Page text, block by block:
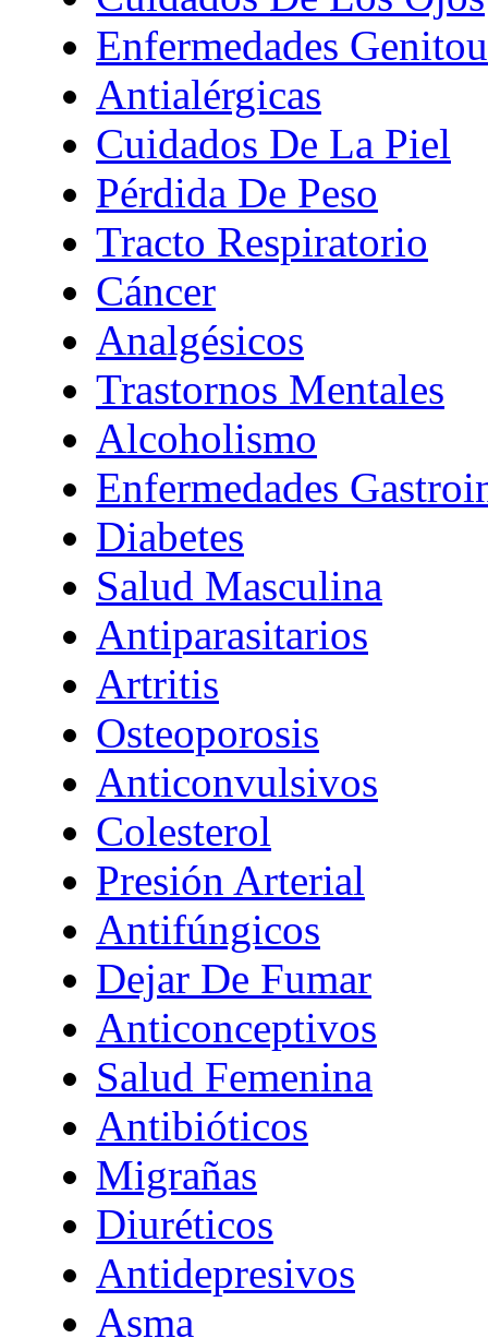
Enfermedades
Antialérgicas
Cuidados De La Piel
Pérdida De Peso
Tracto Respiratorio
Cáncer
Analgésicos
Trastornos Mentales
Alcoholismo
Enfermedades
Diabetes
Salud Masculina
Antiparasitarios
Artritis
Osteoporosis
Anticonvulsivos
Colesterol
Presión Arterial
Antifúngicos
Dejar De Fumar
Anticonceptivos
Salud Femenina
Antibióticos
Migrañas
Diuréticos
Antidepresivos
Asma